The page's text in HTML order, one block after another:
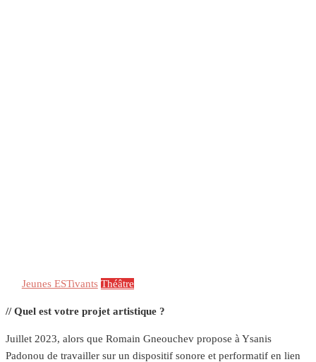
Jeunes ESTivants Théâtre
// Quel est votre projet artistique ?
Juillet 2023, alors que Romain Gneouchev propose à Ysanis
Padonou de travailler sur un dispositif sonore et performatif en lien